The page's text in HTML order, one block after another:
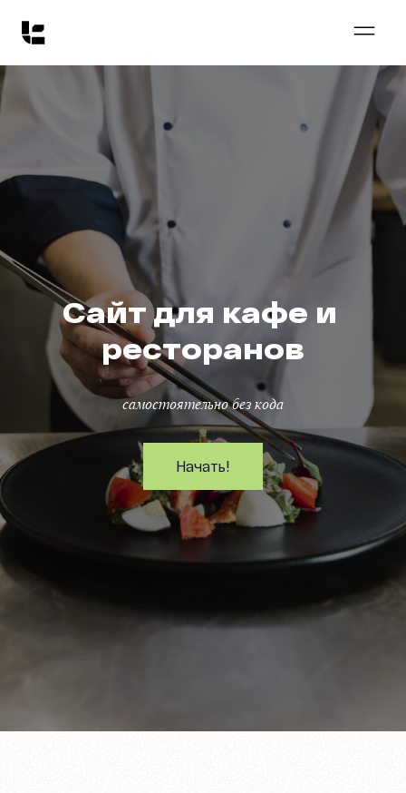
Сайт для кафе и
ресторанов
самостоятельно без кода
Начать!